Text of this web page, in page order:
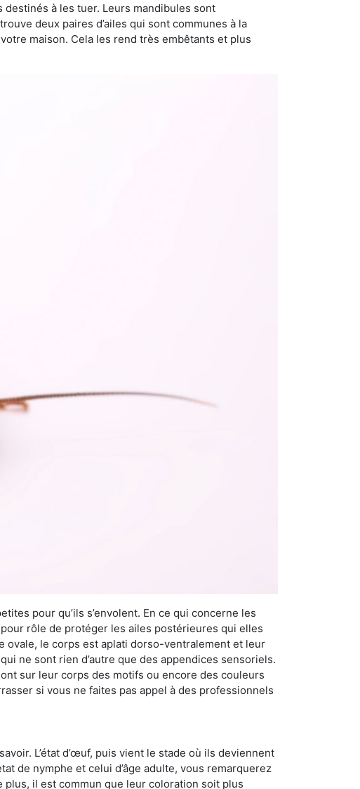
à les tuer. Leurs mandibules sont
deux paires d’ailes qui sont communes à la
maison. Cela les rend très embêtants et plus
pour qu’ils s’envolent. En ce qui concerne les
rôle de protéger les ailes postérieures qui elles
ovale, le corps est aplati dorso-ventralement et leur
ne sont rien d’autre que des appendices sensoriels.
sur leur corps des motifs ou encore des couleurs
si vous ne faites pas appel à des professionnels
L’état d’œuf, puis vient le stade où ils deviennent
de nymphe et celui d’âge adulte, vous remarquerez
il est commun que leur coloration soit plus